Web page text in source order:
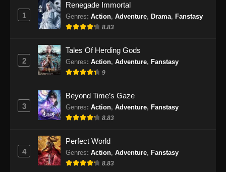
Supreme Sword God Episode 49 Subtitle
Indonesia
Eps 49 - Supreme Sword God Episode 49
Supreme Sword God Episode 50 Subtitle
Indonesia
Eps 51 - Supreme Sword God Episode 51
Subtitle Indonesia - September 18, 2024
1
Renegade Immortal
Genres: Action, Adventure, Drama, Fanstasy
8.83
2
Tales Of Herding Gods
Genres: Action, Adventure, Fanstasy
9
3
Beyond Time’s Gaze
Genres: Action, Adventure, Fanstasy
8.83
4
Perfect World
Genres: Action, Adventure, Fanstasy
8.83